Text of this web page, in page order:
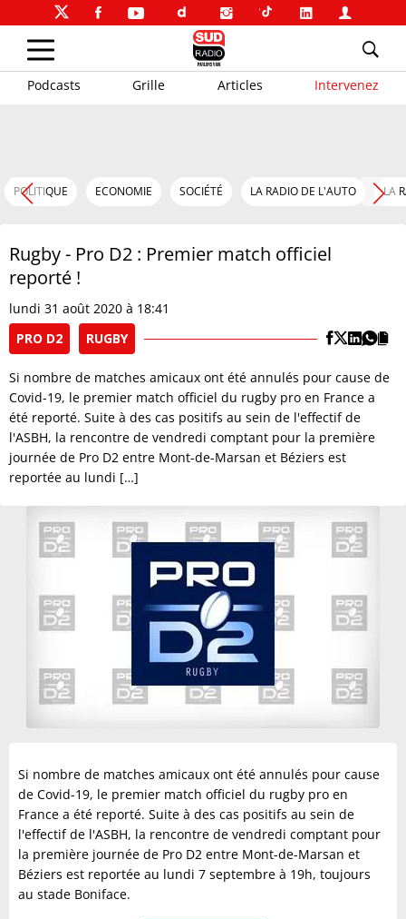
Podcasts Grille Articles Intervenez
POLITIQUE ECONOMIE SOCIÉTÉ LA RADIO DE L'AUTO LA
Rugby - Pro D2 : Premier match officiel
reporté !
lundi 31 août 2020 à 18:41
PRO D2
RUGBY
Si nombre de matches amicaux ont été annulés pour cause de
Covid-19, le premier match officiel du rugby pro en France a
été reporté. Suite à des cas positifs au sein de l'effectif de
l'ASBH, la rencontre de vendredi comptant pour la première
journée de Pro D2 entre Mont-de-Marsan et Béziers est
reportée au lundi […]
Si nombre de matches amicaux ont été annulés pour cause
de Covid-19, le premier match officiel du rugby pro en
France a été reporté. Suite à des cas positifs au sein de
l'effectif de l'ASBH, la rencontre de vendredi comptant pour
la première journée de Pro D2 entre Mont-de-Marsan et
Béziers est reportée au lundi 7 septembre à 19h, toujours
au stade Boniface.